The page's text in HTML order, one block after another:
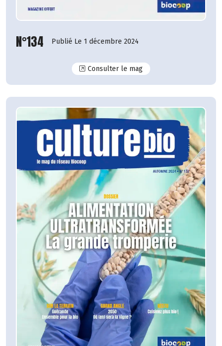
N°134 Publié Le 1 décembre 2024
Consulter le magN°134